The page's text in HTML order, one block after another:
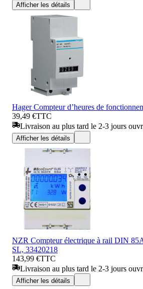
Afficher les détails
Hager Compteur d’heures de
39,49 €TTC
Livraison au plus tard le 2-3 jours
Afficher les détails
NZR Compteur électrique à rail DIN
SL, 33420218
143,99 €TTC
Livraison au plus tard le 2-3 jours
Afficher les détails